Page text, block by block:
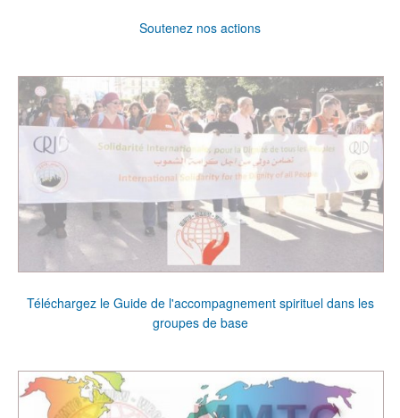
Soutenez nos actions
Téléchargez le Guide de l'accompagnement spirituel dans les
groupes de base